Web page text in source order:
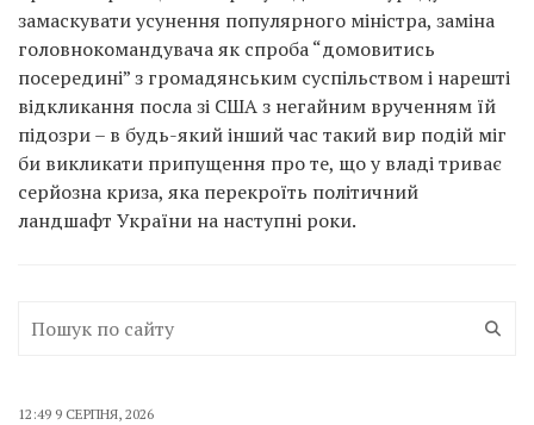
замаскувати усунення популярного міністра, заміна
головнокомандувача як спроба “домовитись
посередині” з громадянським суспільством і нарешті
відкликання посла зі США з негайним врученням їй
підозри – в будь-який інший час такий вир подій міг
би викликати припущення про те, що у владі триває
серйозна криза, яка перекроїть політичний
ландшафт України на наступні роки.
12:49 9 СЕРПНЯ, 2026